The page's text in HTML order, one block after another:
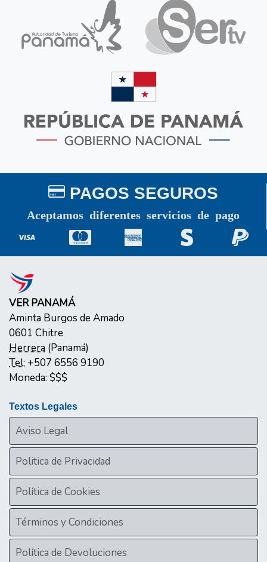
PAGOS SEGUROS
Aceptamos diferentes servicios de pago
VER PANAMÁ
Aminta Burgos de Amado
0601 Chitre
Herrera (Panamá)
Tel: +507 6556 9190
Moneda: $$$
Textos Legales
Aviso Legal
Politica de Privacidad
Política de Cookies
Términos y Condiciones
Política de Devoluciones